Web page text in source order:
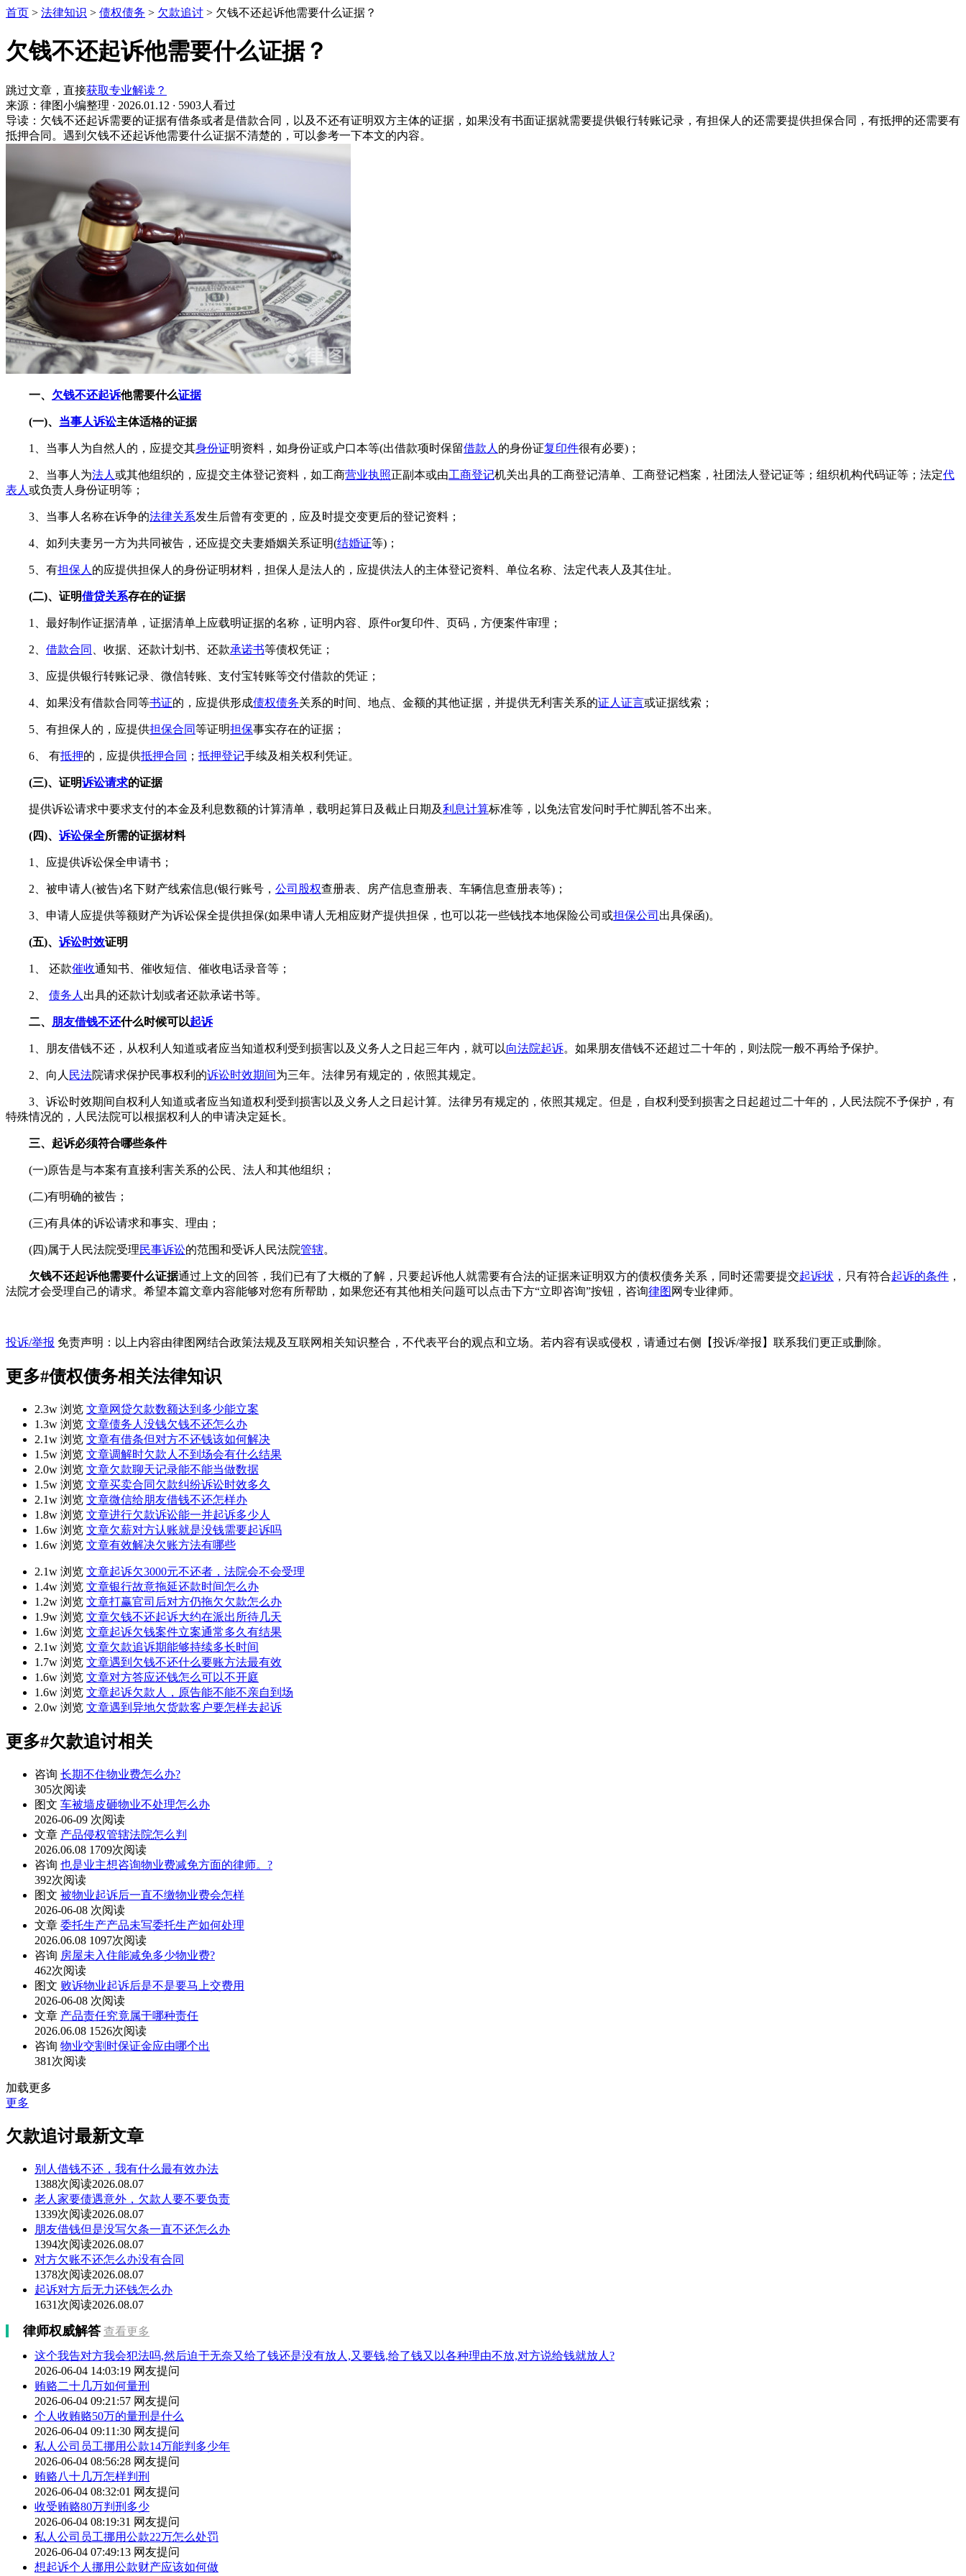
首页 > 法律知识 > 债权债务 > 欠款追讨 > 欠钱不还起诉他需要什么证据？
欠钱不还起诉他需要什么证据？
跳过文章，直接获取专业解读？
来源：律图小编整理 · 2026.01.12 · 5903人看过
导读：欠钱不还起诉需要的证据有借条或者是借款合同，以及不还有证明双方主体的证据，如果没有书面证据就需要提供银行转账记录，有担保人的还需要提供担保合同，有抵押的还需要有
抵押合同。遇到欠钱不还起诉他需要什么证据不清楚的，可以参考一下本文的内容。
一、 欠钱不还起诉他需要什么证据
(一)、 当事人诉讼主体适格的证据
1、当事人为自然人的，应提交其身份证明资料，如身份证或户口本等(出借款项时保留借款人 的身份证复印件很有必要)；
2、当事人为法人 或其他组织的，应提交主体登记资料，如工商营业执照正副本或由工商登记机关出具的工商登记清单、工商登记档案，社团法人登记证等；组织机构代码证等；法定代
表人 或负责人身份证明等；
3、当事人名称在诉争的法律关系发生后曾有变更的，应及时提交变更后的登记资料；
4、如列夫妻另一方为共同被告，还应提交夫妻婚姻关系证明(结婚证等)；
5、有担保人 的应提供担保人的身份证明材料，担保人是法人的，应提供法人的主体登记资料、单位名称、法定代表人及其住址。
(二)、证明借贷关系存在的证据
1、最好制作证据清单，证据清单上应载明证据的名称，证明内容、原件or复印件、页码，方便案件审理；
2、 借款合同 、收据、还款计划书、还款承诺书等债权凭证；
3、应提供银行转账记录、微信转账、支付宝转账等交付借款的凭证；
4、如果没有借款合同等书证的，应提供形成债权债务关系的时间、地点、金额的其他证据，并提供无利害关系的证人证言或证据线索；
5、有担保人的，应提供担保合同等证明担保事实存在的证据；
6、 有抵押的，应提供抵押合同 ； 抵押登记手续及相关权利凭证。
(三)、证明诉讼请求的证据
提供诉讼请求中要求支付的本金及利息数额的计算清单，载明起算日及截止日期及利息计算标准等，以免法官发问时手忙脚乱答不出来。
(四)、 诉讼保全所需的证据材料
1、应提供诉讼保全申请书；
2、被申请人(被告)名下财产线索信息(银行账号， 公司股权查册表、房产信息查册表、车辆信息查册表等)；
3、申请人应提供等额财产为诉讼保全提供担保(如果申请人无相应财产提供担保，也可以花一些钱找本地保险公司或担保公司 出具保函)。
(五)、 诉讼时效证明
1、 还款催收通知书、催收短信、催收电话录音等；
2、 债务人 出具的还款计划或者还款承诺书等。
二、 朋友借钱不还什么时候可以起诉
1、朋友借钱不还，从权利人知道或者应当知道权利受到损害以及义务人之日起三年内，就可以向法院起诉。如果朋友借钱不还超过二十年的，则法院一般不再给予保护。
2、向人 民法院请求保护民事权利的诉讼时效期间为三年。法律另有规定的，依照其规定。
3、诉讼时效期间自权利人知道或者应当知道权利受到损害以及义务人之日起计算。法律另有规定的，依照其规定。但是，自权利受到损害之日起超过二十年的，人民法院不予保护，有
特殊情况的，人民法院可以根据权利人的申请决定延长。
三、起诉必须符合哪些条件
(一)原告是与本案有直接利害关系的公民、法人和其他组织；
(二)有明确的被告；
(三)有具体的诉讼请求和事实、理由；
(四)属于人民法院受理民事诉讼的范围和受诉人民法院管辖。
欠钱不还起诉他需要什么证据通过上文的回答，我们已有了大概的了解，只要起诉他人就需要有合法的证据来证明双方的债权债务关系，同时还需要提交起诉状 ，只有符合起诉的条件 ，
法院才会受理自己的请求。希望本篇文章内容能够对您有所帮助，如果您还有其他相关问题可以点击下方“立即咨询”按钮，咨询律图 网专业律师。
投诉/举报 免责声明：以上内容由律图网结合政策法规及互联网相关知识整合，不代表平台的观点和立场。若内容有误或侵权，请通过右侧【投诉/举报】联系我们更正或删除。
更多#债权债务相关法律知识
2.3w 浏览 文章网贷欠款数额达到多少能立案
1.3w 浏览 文章债务人没钱欠钱不还怎么办
2.1w 浏览 文章有借条但对方不还钱该如何解决
1.5w 浏览 文章调解时欠款人不到场会有什么结果
2.0w 浏览 文章欠款聊天记录能不能当做数据
1.5w 浏览 文章买卖合同欠款纠纷诉讼时效多久
2.1w 浏览 文章微信给朋友借钱不还怎样办
1.8w 浏览 文章进行欠款诉讼能一并起诉多少人
1.6w 浏览 文章欠薪对方认账就是没钱需要起诉吗
1.6w 浏览 文章有效解决欠账方法有哪些
2.1w 浏览 文章起诉欠3000元不还者，法院会不会受理
1.4w 浏览 文章银行故意拖延还款时间怎么办
1.2w 浏览 文章打赢官司后对方仍拖欠欠款怎么办
1.9w 浏览 文章欠钱不还起诉大约在派出所待几天
1.6w 浏览 文章起诉欠钱案件立案通常多久有结果
2.1w 浏览 文章欠款追诉期能够持续多长时间
1.7w 浏览 文章遇到欠钱不还什么要账方法最有效
1.6w 浏览 文章对方答应还钱怎么可以不开庭
1.6w 浏览 文章起诉欠款人，原告能不能不亲自到场
2.0w 浏览 文章遇到异地欠货款客户要怎样去起诉
更多#欠款追讨相关
咨询 长期不住物业费怎么办?
305次阅读
图文 车被墙皮砸物业不处理怎么办
2026-06-09 次阅读
文章 产品侵权管辖法院怎么判
2026.06.08 1709次阅读
咨询 也是业主想咨询物业费减免方面的律师。?
392次阅读
图文 被物业起诉后一直不缴物业费会怎样
2026-06-08 次阅读
文章 委托生产产品未写委托生产如何处理
2026.06.08 1097次阅读
咨询 房屋未入住能减免多少物业费?
462次阅读
图文 败诉物业起诉后是不是要马上交费用
2026-06-08 次阅读
文章 产品责任究竟属于哪种责任
2026.06.08 1526次阅读
咨询 物业交割时保证金应由哪个出
381次阅读
加载更多
更多
欠款追讨最新文章
别人借钱不还，我有什么最有效办法
1388次阅读2026.08.07
老人家要债遇意外，欠款人要不要负责
1339次阅读2026.08.07
朋友借钱但是没写欠条一直不还怎么办
1394次阅读2026.08.07
对方欠账不还怎么办没有合同
1378次阅读2026.08.07
起诉对方后无力还钱怎么办
1631次阅读2026.08.07
律师权威解答 查看更多
这个我告对方我会犯法吗,然后迫于无奈又给了钱还是没有放人,又要钱,给了钱又以各种理由不放,对方说给钱就放人?
2026-06-04 14:03:19 网友提问
贿赂二十几万如何量刑
2026-06-04 09:21:57 网友提问
个人收贿赂50万的量刑是什么
2026-06-04 09:11:30 网友提问
私人公司员工挪用公款14万能判多少年
2026-06-04 08:56:28 网友提问
贿赂八十几万怎样判刑
2026-06-04 08:32:01 网友提问
收受贿赂80万判刑多少
2026-06-04 08:19:31 网友提问
私人公司员工挪用公款22万怎么处罚
2026-06-04 07:49:13 网友提问
想起诉个人挪用公款财产应该如何做